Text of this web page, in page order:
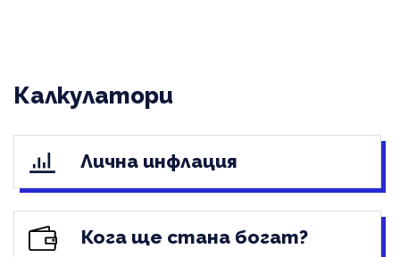
Калкулатори
Лична инфлация
Кога ще стана богат?